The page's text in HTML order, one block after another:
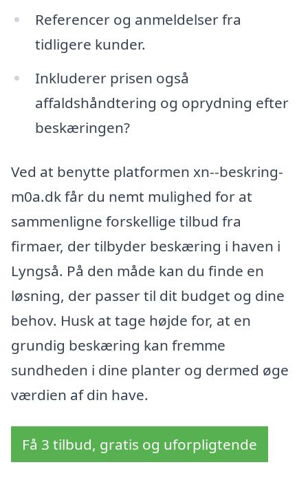
Referencer og anmeldelser fra
tidligere kunder.
Inkluderer prisen også
affaldshåndtering og oprydning efter
beskæringen?
Ved at benytte platformen xn--beskring-
m0a.dk får du nemt mulighed for at
sammenligne forskellige tilbud fra
firmaer, der tilbyder beskæring i haven i
Lyngså. På den måde kan du finde en
løsning, der passer til dit budget og dine
behov. Husk at tage højde for, at en
grundig beskæring kan fremme
sundheden i dine planter og dermed øge
værdien af din have.
Få 3 tilbud, gratis og uforpligtende